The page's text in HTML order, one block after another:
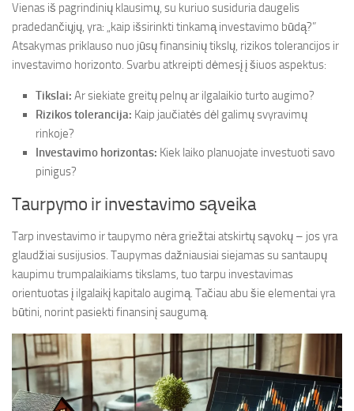
Vienas iš pagrindinių klausimų, su kuriuo susiduria daugelis
pradedančiųjų, yra: „kaip išsirinkti tinkamą investavimo būdą?”
Atsakymas priklauso nuo jūsų finansinių tikslų, rizikos tolerancijos ir
investavimo horizonto. Svarbu atkreipti dėmesį į šiuos aspektus:
Tikslai: Ar siekiate greitų pelnų ar ilgalaikio turto augimo?
Rizikos tolerancija: Kaip jaučiatės dėl galimų svyravimų
rinkoje?
Investavimo horizontas: Kiek laiko planuojate investuoti savo
pinigus?
Taurpymo ir investavimo sąveika
Tarp investavimo ir taupymo nėra griežtai atskirtų sąvokų – jos yra
glaudžiai susijusios. Taupymas dažniausiai siejamas su santaupų
kaupimu trumpalaikiams tikslams, tuo tarpu investavimas
orientuotas į ilgalaikį kapitalo augimą. Tačiau abu šie elementai yra
būtini, norint pasiekti finansinį saugumą.